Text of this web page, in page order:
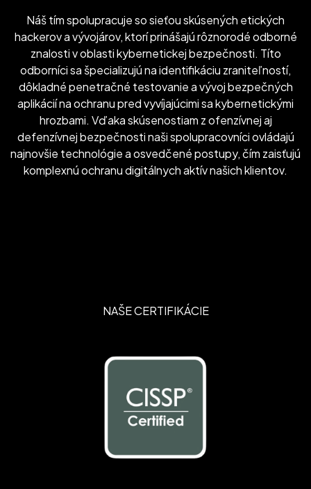
Náš tím spolupracuje so sieťou skúsených etických
hackerov a vývojárov, ktorí prinášajú rôznorodé odborné
znalosti v oblasti kybernetickej bezpečnosti. Títo
odborníci sa špecializujú na identifikáciu zraniteľností,
dôkladné penetračné testovanie a vývoj bezpečných
aplikácií na ochranu pred vyvíjajúcimi sa kybernetickými
hrozbami. Vďaka skúsenostiam z ofenzívnej aj
defenzívnej bezpečnosti naši spolupracovníci ovládajú
najnovšie technológie a osvedčené postupy, čím zaisťujú
komplexnú ochranu digitálnych aktív našich klientov.
NAŠE CERTIFIKÁCIE